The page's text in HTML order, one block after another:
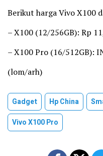
Berikut harga Vivo X100
– X100 (12/256GB): Rp
– X100 Pro (16/512GB):
(lom/arh)
Gadget Hp China
Vivo X100 Pro